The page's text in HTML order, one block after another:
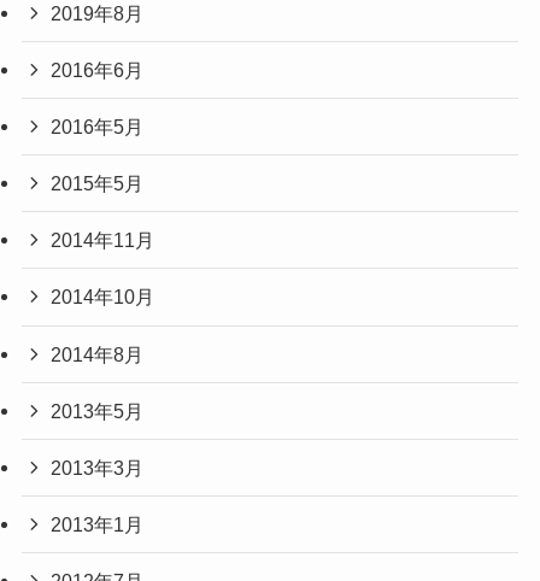
2019年8月
2016年6月
2016年5月
2015年5月
2014年11月
2014年10月
2014年8月
2013年5月
2013年3月
2013年1月